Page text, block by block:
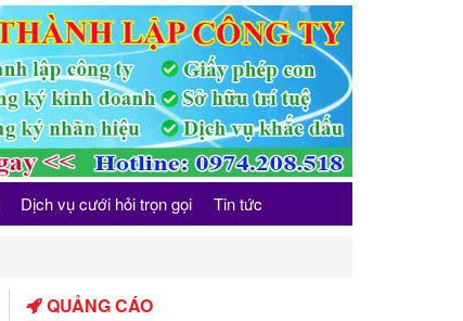
Dịch vụ cưới hỏi trọn gọi Tin tức
QUẢNG CÁO